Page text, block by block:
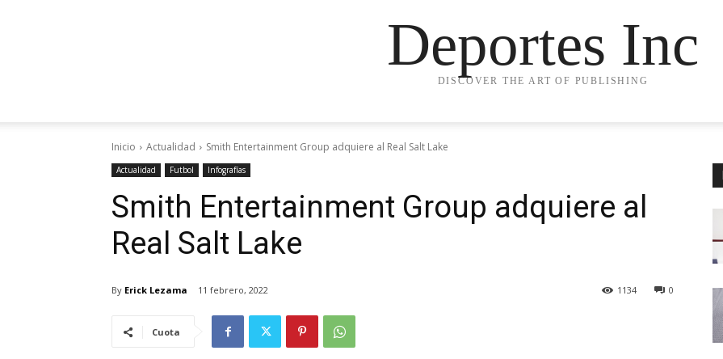
Deportes Inc
DISCOVER THE ART OF PUBLISHING
Inicio Actualidad Smith Entertainment Group adquiere al Real Salt Lake
Actualidad Futbol Infografías
Smith Entertainment Group adquiere al
Real Salt Lake
By Erick Lezama 11 febrero, 2022 0
1134
Cuota